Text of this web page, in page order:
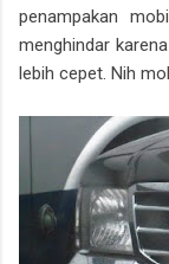
penampakan
menghindar
lebih cepet. Nih